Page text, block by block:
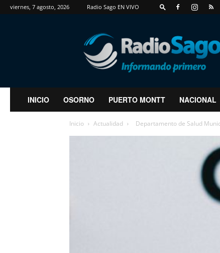
viernes, 7 agosto, 2026 Radio Sago EN VIVO
RadioSago
INICIO OSORNO PUERTO MONTT NACIONAL
Inicio Actualidad Departamento de Salud